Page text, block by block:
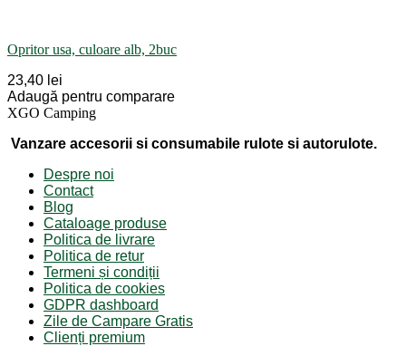
Opritor usa, culoare alb, 2buc
23,40 lei
Adaugă pentru comparare
XGO Camping
Vanzare accesorii si consumabile rulote si autorulote.
Despre noi
Contact
Blog
Cataloage produse
Politica de livrare
Politica de retur
Termeni și condiții
Politica de cookies
GDPR dashboard
Zile de Campare Gratis
Clienți premium